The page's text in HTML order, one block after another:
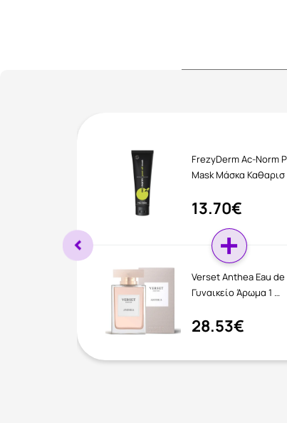
FrezyDerm Ac-Norm
Mask Μάσκα Καθαρισ
13.70€
Verset Anthea Eau
Γυναικείο Άρωμα 1 …
28.53€